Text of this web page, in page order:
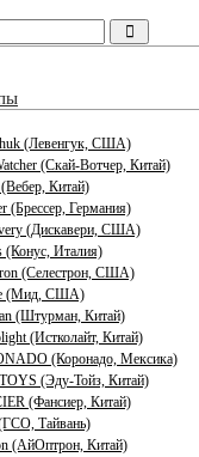
(Левенгук, США)
(Скай-Вотчер, Китай)
Китай)
(Брессер, Германия)
(Дискавери, США)
(Конус, Италия)
(Селестрон, США)
(Мид, США)
(Штурман, Китай)
(Истколайт, Китай)
(Коронадо, Мексика)
(Эду-Тойз, Китай)
(Фансиер, Китай)
Тайвань)
(АйОптрон, Китай)